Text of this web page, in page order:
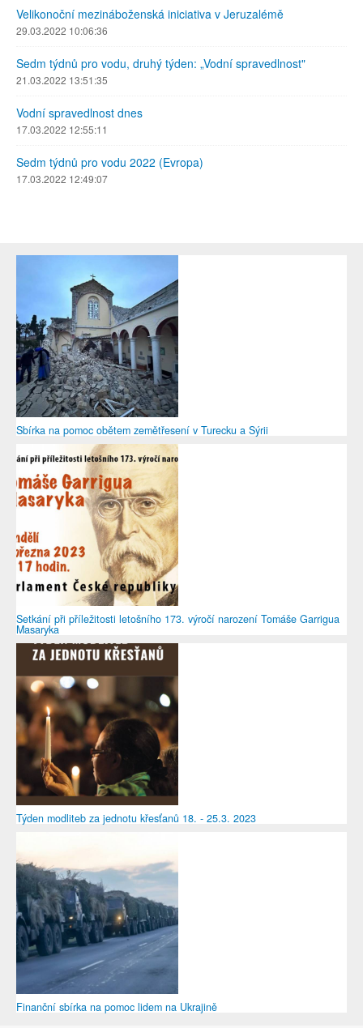
Velikonoční mezináboženská iniciativa v Jeruzalémě
29.03.2022 10:06:36
Sedm týdnů pro vodu, druhý týden: „Vodní spravedlnost"
21.03.2022 13:51:35
Vodní spravedlnost dnes
17.03.2022 12:55:11
Sedm týdnů pro vodu 2022 (Evropa)
17.03.2022 12:49:07
Sbírka na pomoc obětem zemětřesení v Turecku a Sýrii
Setkání při příležitosti letošního 173. výročí narození Tomáše Garrigua
Masaryka
Týden modliteb za jednotu křesťanů 18. - 25.3. 2023
Finanční sbírka na pomoc lidem na Ukrajině